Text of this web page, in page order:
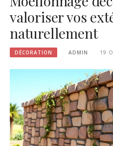
valoriser vos
naturellement
DÉCORATION ADMIN 19